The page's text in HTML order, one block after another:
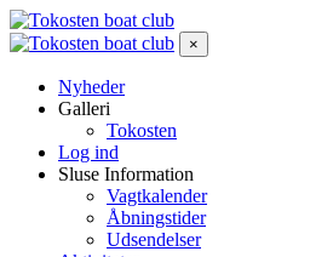
×
Nyheder
Galleri
Tokosten
Log ind
Sluse Information
Vagtkalender
Åbningstider
Udsendelser